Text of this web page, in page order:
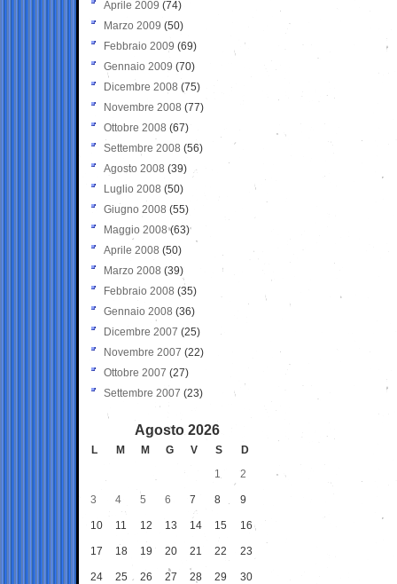
Aprile 2009 (74)
Marzo 2009 (50)
Febbraio 2009 (69)
Gennaio 2009 (70)
Dicembre 2008 (75)
Novembre 2008 (77)
Ottobre 2008 (67)
Settembre 2008 (56)
Agosto 2008 (39)
Luglio 2008 (50)
Giugno 2008 (55)
Maggio 2008(63)
Aprile 2008 (50)
Marzo 2008 (39)
Febbraio 2008 (35)
Gennaio 2008 (36)
Dicembre 2007 (25)
Novembre 2007 (22)
Ottobre 2007 (27)
Settembre 2007 (23)
Agosto 2026
L M M G V S
D
1
2
3 4 5 6 7 8 9
10 11 12 13 14 15 16
17 18 19 20 21 22 23
24 25 26 27 28 29 30